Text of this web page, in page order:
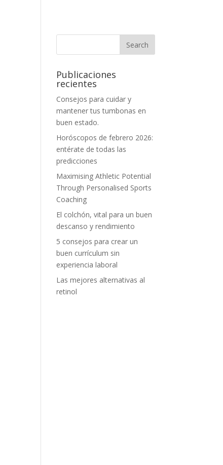
Publicaciones
recientes
Consejos para cuidar y
mantener tus tumbonas en
buen estado.
Horóscopos de febrero 2026:
entérate de todas las
predicciones
Maximising Athletic Potential
Through Personalised Sports
Coaching
El colchón, vital para un buen
descanso y rendimiento
5 consejos para crear un
buen currículum sin
experiencia laboral
Las mejores alternativas al
retinol